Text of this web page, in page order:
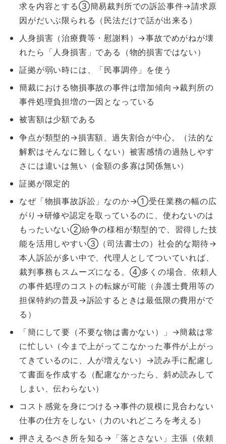
求を内容とする③簡易裁判所での訴訟事件→請求原
因がだいぶ限られる（民法だけで話が出来る）
人身損害（治療費等・慰謝料）→事故でめがねが壊
れたら「人身損害」である（物的損害ではない）
証拠が弱い時には、「民事調停」を使う
簡裁における物損事故の事件は増加傾向→裁判所の
事件処理負担増の一因となっている
被害額は少額である
争点が類型的→損害額、過失割合が中心。（法的な
解釈はそんなに難しくない）被害感情の過熱しやす
さには違いは無い（金額の多寡は関係無い）
証拠が限定的
なぜ「物損事故訴訟」なのか→①受任業務の幅の広
がり→研修や認定を取っているのに、使わないのは
もったいない②紛争の様相が類型的で、習得した技
能を活用しやすい③（司法書士の）社会的な期待→
本人訴訟が多い中で、代理人としてついていれば、
裁判事務もスムーズになる。④多くの場合、依頼人
の事件処理のコストの転嫁が可能（弁護士費用等の
担保特約の普及→訴訟するときは最低限の費用がで
る）
「簡にして要（不要な物は書かない）」→簡裁は常
に忙しい（今まで上がってこなかった事件が上がっ
てきているのに、人が増えない）→読み手に配慮し
て書面を作成する（配慮なかったら、斜め読みして
しまい、伝わらない）
コスト感覚を身につける→事件の規模に見合わない
仕事の仕方をしない（力のいれどころを考える）
押さえるべき所を知る→「落とさない」主張（依頼